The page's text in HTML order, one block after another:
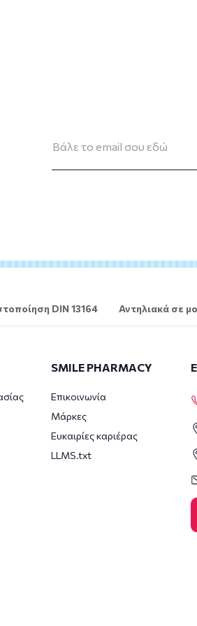
DIN 13164 Αντηλιακά σε
SMILE PHARMACY
Επικοινωνία
Μάρκες
Ευκαιρίες καριέρας
LLMS.txt